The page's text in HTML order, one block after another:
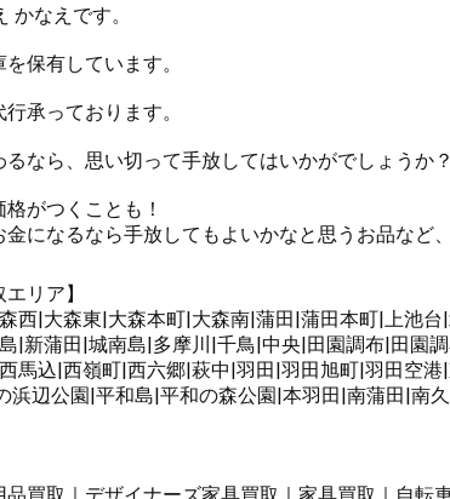
なえです。
保有しています。
承っております。
なら、思い切って手放してはいかがでしょうか
がつくことも！
になるなら手放してもよいかなと思うお品など
リア】
西|大森東|大森本町|大森南|蒲田|蒲田本町|上池
|新蒲田|城南島|多摩川|千鳥|中央|田園調布|田園
馬込|西嶺町|西六郷|萩中|羽田|羽田旭町|羽田空
浜辺公園|平和島|平和の森公園|本羽田|南蒲田|南
買取｜デザイナーズ家具買取｜家具買取｜自転